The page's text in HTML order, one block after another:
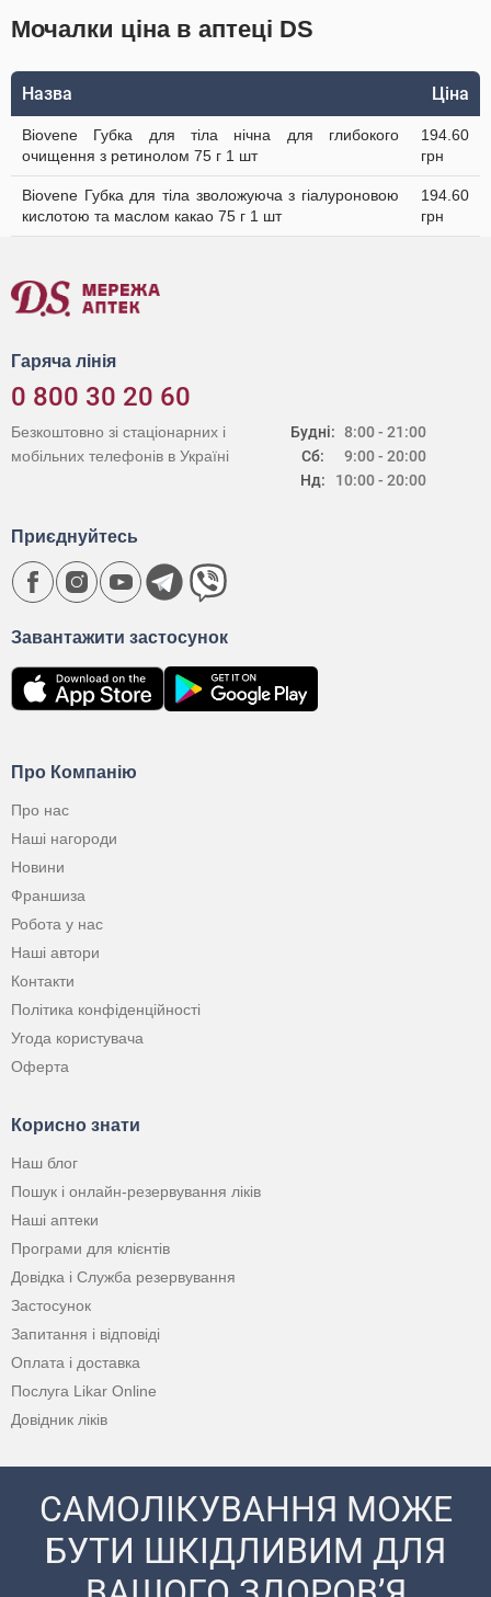
Мочалки ціна в аптеці DS
Назва Ціна
Biovene Губка для тіла нічна для глибокого
очищення з ретинолом 75 г 1 шт
194.60
грн
Biovene Губка для тіла зволожуюча з гіалуроновою
кислотою та маслом какао 75 г 1 шт
194.60
грн
Гаряча лінія
0 800 30 20 60
Будні:
Сб:
Нд:
8:00 - 21:00
9:00 - 20:00
10:00 - 20:00
Безкоштовно зі стаціонарних і
мобільних телефонів в Україні
Про Компанію
Про нас
Наші нагороди
Новини
Франшиза
Робота у нас
Наші автори
Контакти
Політика конфіденційності
Угода користувача
Оферта
Корисно знати
Наш блог
Пошук і онлайн-резервування ліків
Наші аптеки
Програми для клієнтів
Довідка і Служба резервування
Застосунок
Запитання і відповіді
Оплата і доставка
Послуга Likar Online
Довідник ліків
Завантажити застосунок
Приєднуйтесь
САМОЛІКУВАННЯ МОЖЕ
БУТИ ШКІДЛИВИМ ДЛЯ